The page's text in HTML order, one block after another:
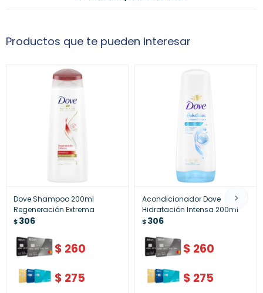
Productos que te pueden interesar
Dove Shampoo 200ml
Regeneración Extrema
$306
$ 260
$ 275
Acondicionador Dove
Hidratación Intensa 200ml
$306
$ 260
$ 275